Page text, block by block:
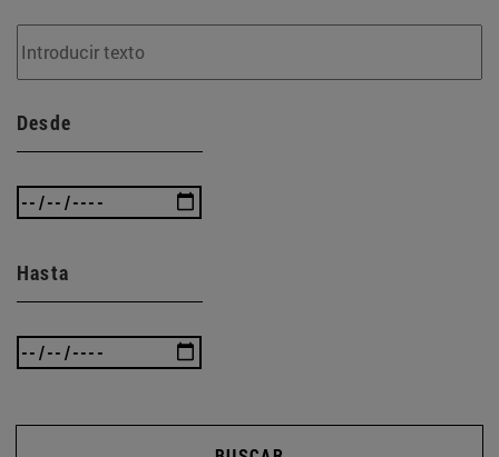
Desde
Hasta